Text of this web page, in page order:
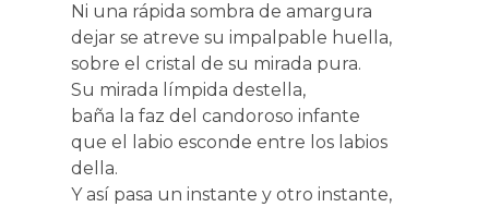
Ni una rápida sombra de amargura
dejar se atreve su impalpable huella,
sobre el cristal de su mirada pura.
Su mirada límpida destella,
baña la faz del candoroso infante
que el labio esconde entre los labios
della.
Y así pasa un instante y otro instante,